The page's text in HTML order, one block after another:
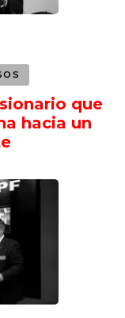
que
hacia un